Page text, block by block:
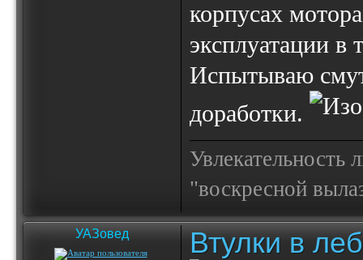
корпусах
эксплуатации в
Испытываю
доработки.
Увлекательность
"воскресной
УАЗовед Втулки в